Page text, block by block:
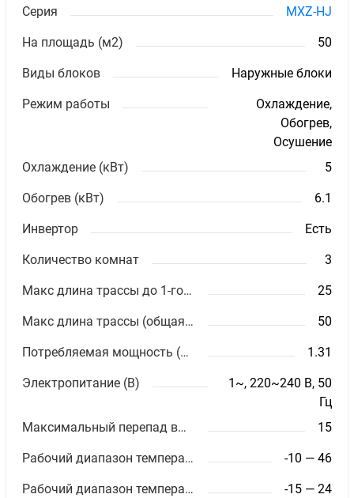
Серия MXZ-HJ
На площадь (м2) 50
Виды блоков Наружные блоки
Режим работы
Охлаждение,
Обогрев,
Осушение
Охлаждение (кВт)
5
Обогрев (кВт) 6.1
Инвертор Есть
Количество комнат 3
Макс длина трассы до 1-го блока 25
Макс длина трассы (общая) (м) 50
Потребляемая мощность (кВт) 1.31
Электропитание (В)
1~, 220~240 В, 50
Гц
Максимальный перепад высот (м)
15
Рабочий диапазон температур (охлаждение) -10 — 46
Рабочий диапазон температур (обогрев) -15 — 24